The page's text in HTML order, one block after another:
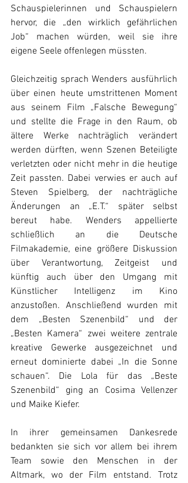
Schauspielerinnen und Schauspielern
hervor, die „den wirklich gefährlichen
Job“ machen würden, weil sie ihre
eigene Seele offenlegen müssten.
Gleichzeitig sprach Wenders ausführlich
über einen heute umstrittenen Moment
aus seinem Film „Falsche Bewegung“
und stellte die Frage in den Raum, ob
ältere Werke nachträglich verändert
werden dürften, wenn Szenen Beteiligte
verletzten oder nicht mehr in die heutige
Zeit passten. Dabei verwies er auch auf
Steven Spielberg, der nachträgliche
Änderungen an „E.T.“ später selbst
bereut habe. Wenders appellierte
schließlich an die Deutsche
Filmakademie, eine größere Diskussion
über Verantwortung, Zeitgeist und
künftig auch über den Umgang mit
Künstlicher Intelligenz im Kino
anzustoßen. Anschließend wurden mit
dem „Besten Szenenbild“ und der
„Besten Kamera“ zwei weitere zentrale
kreative Gewerke ausgezeichnet und
erneut dominierte dabei „In die Sonne
schauen“. Die Lola für das „Beste
Szenenbild“ ging an Cosima Vellenzer
und Maike Kiefer.
In ihrer gemeinsamen Dankesrede
bedankten sie sich vor allem bei ihrem
Team sowie den Menschen in der
Altmark, wo der Film entstand. Trotz